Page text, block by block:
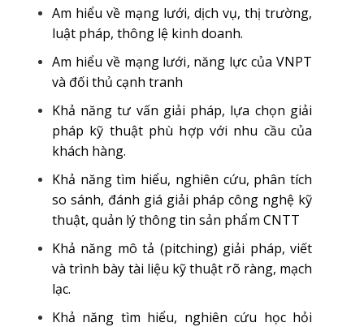
Am hiểu về mạng lưới, dịch vụ, thị trường,
luật pháp, thông lệ kinh doanh.
Am hiểu về mạng lưới, năng lực của VNPT
và đối thủ cạnh tranh
Khả năng tư vấn giải pháp, lựa chọn giải
pháp kỹ thuật phù hợp với nhu cầu của
khách hàng.
Khả năng tìm hiểu, nghiên cứu, phân tích
so sánh, đánh giá giải pháp công nghệ kỹ
thuật, quản lý thông tin sản phẩm CNTT
Khả năng mô tả (pitching) giải pháp, viết
và trình bày tài liệu kỹ thuật rõ ràng, mạch
lạc.
Khả năng tìm hiểu, nghiên cứu học hỏi